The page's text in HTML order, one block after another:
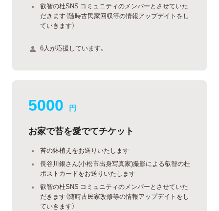
叡智の杜SNS コミュニティのメンバーとさせていた
だきます（随時古民家回収等の情報アップデイトをし
ていきます）
6人が応援しています。
5000 円
お家で苔を愛でてチケット
苔の鉢植えをお送りいたします
長谷川銀さん(小松市出身写真家)撮影による叡智の杜
ポストカードをお送りいたします
叡智の杜SNS コミュニティのメンバーとさせていた
だきます（随時古民家改修等の情報アップデイトをし
ていきます）